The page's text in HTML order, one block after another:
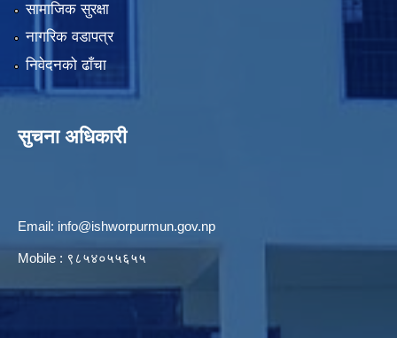
सामाजिक सुरक्षा
नागरिक वडापत्र
निवेदनको ढाँचा
सुचना अधिकारी
Email: info@ishworpurmun.gov.np
Mobile : ९८५४०५५६५५